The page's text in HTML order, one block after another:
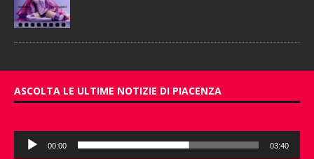
ASCOLTA LE ULTIME NOTIZIE DI PIACENZA
Audio
Player
00:00 03:40